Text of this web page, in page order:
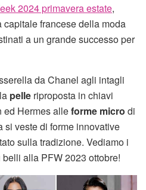
2024 primavera estate,
francese della moda
a un grande successo per
da Chanel agli intagli
pelle riproposta in chiavi
ed Hermes alleforme micro di
si veste di forme innovative
sulla tradizione. Vediamo i
alla PFW 2023 ottobre!